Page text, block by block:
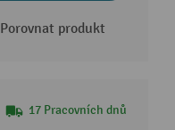
Porovnat produkt
17 Pracovních dnů